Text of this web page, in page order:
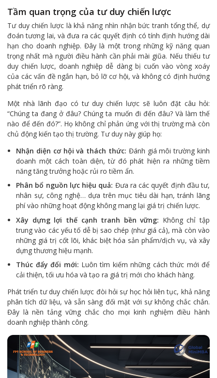
Tầm quan trọng của tư duy chiến lược
Tư duy chiến lược là khả năng nhìn nhận bức tranh tổng thể, dự
đoán tương lai, và đưa ra các quyết định có tính định hướng dài
hạn cho doanh nghiệp. Đây là một trong những kỹ năng quan
trọng nhất mà người điều hành cần phải mài giũa. Nếu thiếu tư
duy chiến lược, doanh nghiệp dễ dàng bị cuốn vào vòng xoáy
của các vấn đề ngắn hạn, bỏ lỡ cơ hội, và không có định hướng
phát triển rõ ràng.
Một nhà lãnh đạo có tư duy chiến lược sẽ luôn đặt câu hỏi:
“Chúng ta đang ở đâu? Chúng ta muốn đi đến đâu? Và làm thế
nào để đến đó?”. Họ không chỉ phản ứng với thị trường mà còn
chủ động kiến tạo thị trường. Tư duy này giúp họ:
Nhận diện cơ hội và thách thức: Đánh giá môi trường kinh
doanh một cách toàn diện, từ đó phát hiện ra những tiềm
năng tăng trưởng hoặc rủi ro tiềm ẩn.
Phân bổ nguồn lực hiệu quả: Đưa ra các quyết định đầu tư,
nhân sự, công nghệ… dựa trên mục tiêu dài hạn, tránh lãng
phí vào những hoạt động không mang lại giá trị chiến lược.
Xây dựng lợi thế cạnh tranh bền vững: Không chỉ tập
trung vào các yếu tố dễ bị sao chép (như giá cả), mà còn vào
những giá trị cốt lõi, khác biệt hóa sản phẩm/dịch vụ, và xây
dựng thương hiệu mạnh.
Thúc đẩy đổi mới: Luôn tìm kiếm những cách thức mới để
cải thiện, tối ưu hóa và tạo ra giá trị mới cho khách hàng.
Phát triển tư duy chiến lược đòi hỏi sự học hỏi liên tục, khả năng
phân tích dữ liệu, và sẵn sàng đối mặt với sự không chắc chắn.
Đây là nền tảng vững chắc cho mọi kinh nghiệm điều hành
doanh nghiệp thành công.